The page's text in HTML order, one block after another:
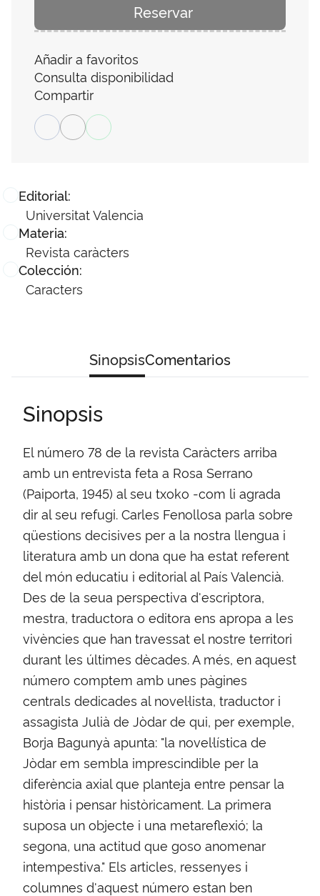
Editorial:
Universitat Valencia
Materia:
Revista caràcters
Colección:
Caracters
Reservar
Añadir a favoritos
Consulta disponibilidad
Compartir
SinopsisComentarios
Sinopsis
El número 78 de la revista Caràcters arriba
amb un entrevista feta a Rosa Serrano
(Paiporta, 1945) al seu txoko -com li agrada
dir al seu refugi. Carles Fenollosa parla sobre
qüestions decisives per a la nostra llengua i
literatura amb un dona que ha estat referent
del món educatiu i editorial al País Valencià.
Des de la seua perspectiva d'escriptora,
mestra, traductora o editora ens apropa a les
vivències que han travessat el nostre territori
durant les últimes dècades. A més, en aquest
número comptem amb unes pàgines
centrals dedicades al novel·lista, traductor i
assagista Julià de Jòdar de qui, per exemple,
Borja Bagunyà apunta: "la novel·lística de
Jòdar em sembla imprescindible per la
diferència axial que planteja entre pensar la
història i pensar històricament. La primera
suposa un objecte i una metareflexió; la
segona, una actitud que goso anomenar
intempestiva." Els articles, ressenyes i
columnes d'aquest número estan ben